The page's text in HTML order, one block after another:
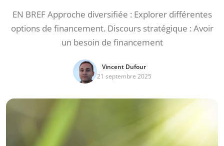
EN BREF Approche diversifiée : Explorer différentes
options de financement. Discours stratégique : Avoir
un besoin de financement
Vincent Dufour
21 septembre 2025